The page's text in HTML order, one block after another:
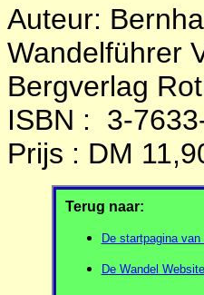
Auteur:
Wandelführer
Bergverlag
ISBN :
3-
Prijs : DM
Terug naar:
De startpagina
De Wandel